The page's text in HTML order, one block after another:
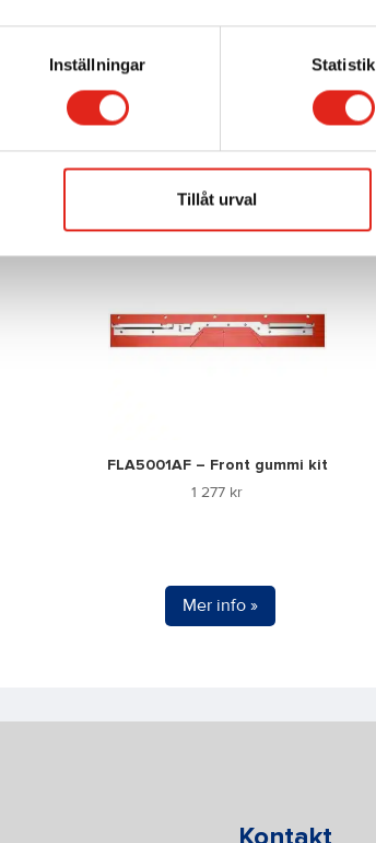
Inställningar Statistik
Tillåt urval
Relaterade produkter
FLA5001AF – Front gummi kit
1 277 kr
Mer info »